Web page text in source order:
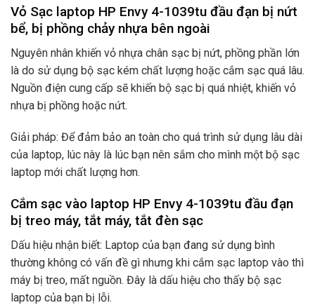
Vỏ Sạc laptop HP Envy 4-1039tu đầu đạn bị nứt
bể, bị phồng chảy nhựa bên ngoài
Nguyên nhân khiến vỏ nhựa chân sạc bị nứt, phồng phần lớn
là do sử dụng bộ sạc kém chất lượng hoặc cắm sạc quá lâu.
Nguồn điện cung cấp sẽ khiến bộ sạc bị quá nhiệt, khiến vỏ
nhựa bị phồng hoặc nứt.
Giải pháp: Để đảm bảo an toàn cho quá trình sử dụng lâu dài
của laptop, lúc này là lúc bạn nên sắm cho mình một bộ sạc
laptop mới chất lượng hơn.
Cắm sạc vào laptop HP Envy 4-1039tu đầu đạn
bị treo máy, tắt máy, tắt đèn sạc
Dấu hiệu nhận biết: Laptop của bạn đang sử dụng bình
thường không có vấn đề gì nhưng khi cắm sạc laptop vào thì
máy bị treo, mất nguồn. Đây là dấu hiệu cho thấy bộ sạc
laptop của bạn bị lỗi.